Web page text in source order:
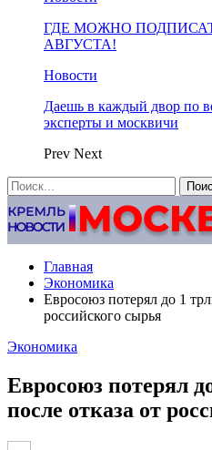
ГДЕ МОЖНО
АВГУСТА!
Новости
Даешь в каждый двор по
эксперты и москвичи
Prev Next
Главная
Экономика
Евросоюз потерял до 1
российского сырья
Экономика
Евросоюз потерял
после отказа от